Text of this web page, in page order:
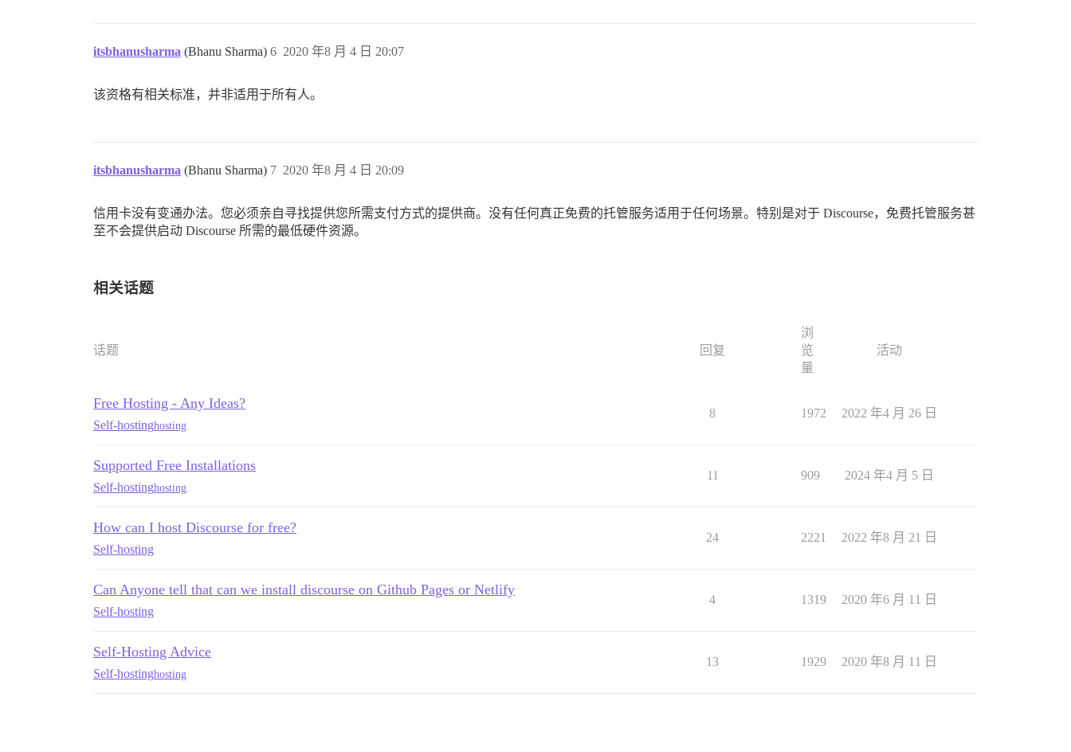
itsbhanusharma (Bhanu Sharma) 2020 年8 月 4 日 20:07
6
该资格有相关标准，并非适用于所有人。
itsbhanusharma (Bhanu Sharma) 2020 年8 月 4 日 20:09
7
信用卡没有变通办法。您必须亲自寻找提供您所需支付方式的提供商。没有任何真正免费的托管服务适用于任何场景。特别是对于 Discourse，免费托管服务甚
至不会提供启动 Discourse 所需的最低硬件资源。
相关话题
话题 回复
浏
览
量
活动
Free Hosting - Any Ideas?
Self-hostinghosting
8 1972 2022 年4 月 26 日
Supported Free Installations
Self-hostinghosting
11 909 2024 年4 月 5 日
How can I host Discourse for free?
Self-hosting
24 2221 2022 年8 月 21 日
Can Anyone tell that can we install discourse on Github Pages or Netlify
Self-hosting
4 1319 2020 年6 月 11 日
Self-Hosting Advice
Self-hostinghosting
13 1929 2020 年8 月 11 日